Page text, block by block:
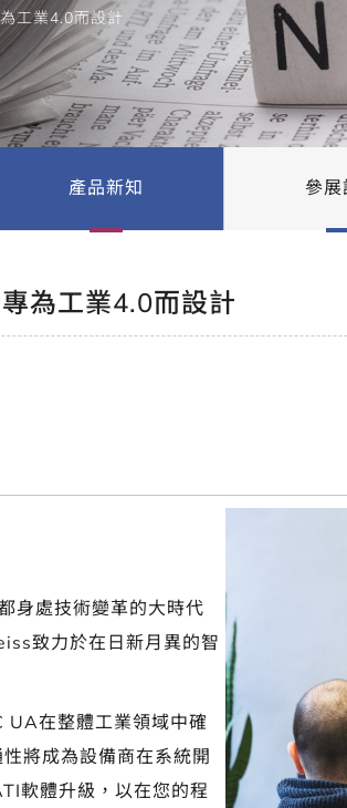
工業4.0而設計
產品新知 參展
為工業4.0而設計
身處技術變革的大時代
致力於在日新月異的智
UA在整體工業領域中確
將成為設備商在系統開
軟體升級，以在您的程